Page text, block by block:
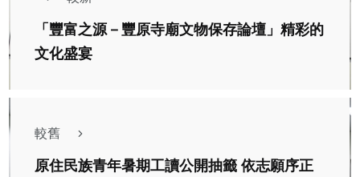
「豐富之源－豐原寺廟文物保存論壇」精彩的
文化盛宴
較舊
原住民族青年暑期工讀公開抽籤 依志願序正